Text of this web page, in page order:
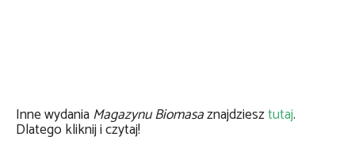
Inne wydaniaMagazynu Biomasaznajdziesztutaj.
Dlatego kliknij i czytaj!